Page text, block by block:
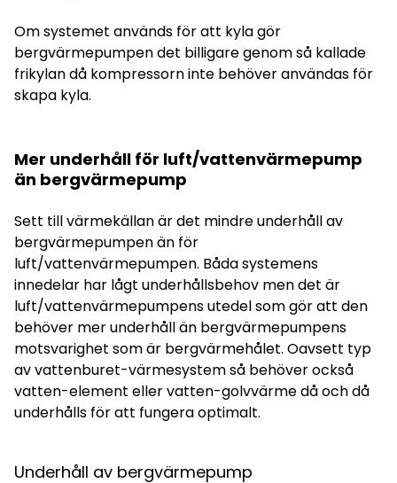
Om systemet används för att kyla gör
bergvärmepumpen det billigare genom så kallade
frikylan då kompressorn inte behöver användas för
skapa kyla.
Mer underhåll för luft/vattenvärmepump
än bergvärmepump
Sett till värmekällan är det mindre underhåll av
bergvärmepumpen än för
luft/vattenvärmepumpen. Båda systemens
innedelar har lågt underhållsbehov men det är
luft/vattenvärmepumpens utedel som gör att den
behöver mer underhåll än bergvärmepumpens
motsvarighet som är bergvärmehålet. Oavsett typ
av vattenburet-värmesystem så behöver också
vatten-element eller vatten-golvvärme då och då
underhålls för att fungera optimalt.
Underhåll av bergvärmepump